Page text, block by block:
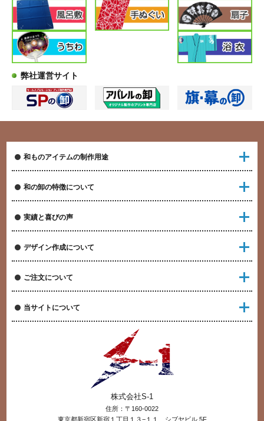
弊社運営サイト
和ものアイテムの制作用途
和の卸の特徴について
実績と喜びの声
デザイン作成について
ご注文について
当サイトについて
株式会社S-1
住所：〒160-0022
東京都新宿区新宿１丁目１３−１１ シブヤビル 5F